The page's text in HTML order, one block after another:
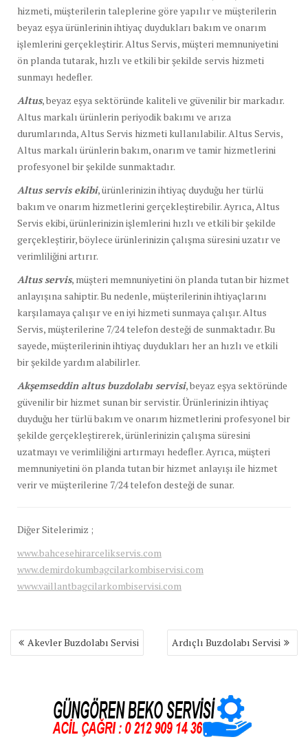
hizmeti, müşterilerin taleplerine göre yapılır ve müşterilerin
beyaz eşya ürünlerinin ihtiyaç duydukları bakım ve onarım
işlemlerini gerçekleştirir. Altus Servis, müşteri memnuniyetini
ön planda tutarak, hızlı ve etkili bir şekilde servis hizmeti
sunmayı hedefler.
Altus, beyaz eşya sektöründe kaliteli ve güvenilir bir markadır.
Altus markalı ürünlerin periyodik bakımı ve arıza
durumlarında, Altus Servis hizmeti kullanılabilir. Altus Servis,
Altus markalı ürünlerin bakım, onarım ve tamir hizmetlerini
profesyonel bir şekilde sunmaktadır.
Altus servis ekibi, ürünlerinizin ihtiyaç duyduğu her türlü
bakım ve onarım hizmetlerini gerçekleştirebilir. Ayrıca, Altus
Servis ekibi, ürünlerinizin işlemlerini hızlı ve etkili bir şekilde
gerçekleştirir, böylece ürünlerinizin çalışma süresini uzatır ve
verimliliğini artırır.
Altus servis, müşteri memnuniyetini ön planda tutan bir hizmet
anlayışına sahiptir. Bu nedenle, müşterilerinin ihtiyaçlarını
karşılamaya çalışır ve en iyi hizmeti sunmaya çalışır. Altus
Servis, müşterilerine 7/24 telefon desteği de sunmaktadır. Bu
sayede, müşterilerinin ihtiyaç duydukları her an hızlı ve etkili
bir şekilde yardım alabilirler.
Akşemseddin altus buzdolabı servisi, beyaz eşya sektöründe
güvenilir bir hizmet sunan bir servistir. Ürünlerinizin ihtiyaç
duyduğu her türlü bakım ve onarım hizmetlerini profesyonel bir
şekilde gerçekleştirerek, ürünlerinizin çalışma süresini
uzatmayı ve verimliliğini artırmayı hedefler. Ayrıca, müşteri
memnuniyetini ön planda tutan bir hizmet anlayışı ile hizmet
verir ve müşterilerine 7/24 telefon desteği de sunar.
Diğer Sitelerimiz ;
www.bahcesehirarcelikservis.com
www.demirdokumbagcilarkombiservisi.com
www.vaillantbagcilarkombiservisi.com
Yazı
gezinmesi
Akevler Buzdolabı Servisi Ardıçlı Buzdolabı Servisi